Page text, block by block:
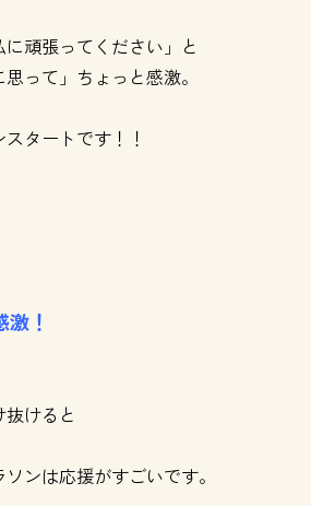
頑張ってください」と
って」ちょっと感激。
タートです！！
！
けると
ンは応援がすごいです。